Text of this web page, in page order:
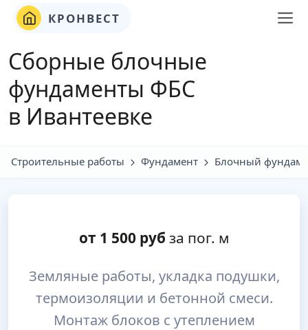
КРОНВЕСТ
Сборные блочные
фундаменты ФБС
в Ивантеевке
Строительные работы Фундамент Блочный
от 1 500руб за пог. м
Земляные работы, укладка подушки,
термоизоляции и бетонной смеси.
Монтаж блоков с утеплением